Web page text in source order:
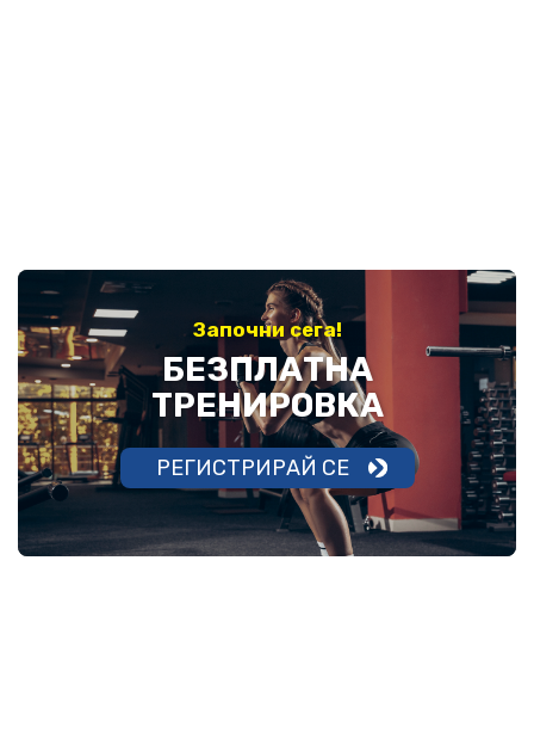
Започни сега!
БЕЗПЛАТНА
ТРЕНИРОВКА
РЕГИСТРИРАЙ СЕ